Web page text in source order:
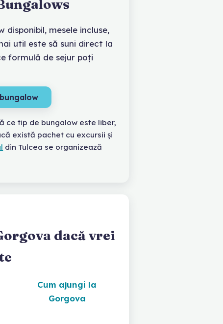
disponibil, mesele incluse,
util este să suni direct la
formulă de sejur poți
ce tip de bungalow este liber,
există pachet cu excursii și
din Tulcea se organizează
dacă vrei
Cum ajungi la
Gorgova